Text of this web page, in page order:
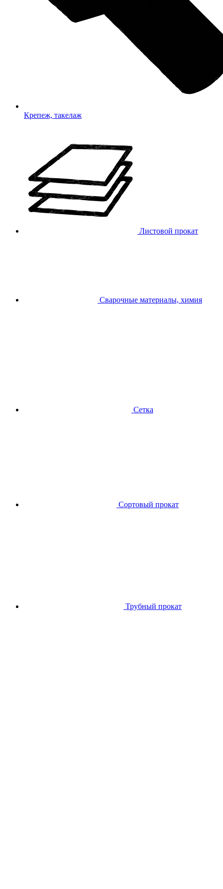
Крепеж, такелаж
Листовой прокат
Сварочные материалы, химия
Сетка
Сортовый прокат
Трубный прокат